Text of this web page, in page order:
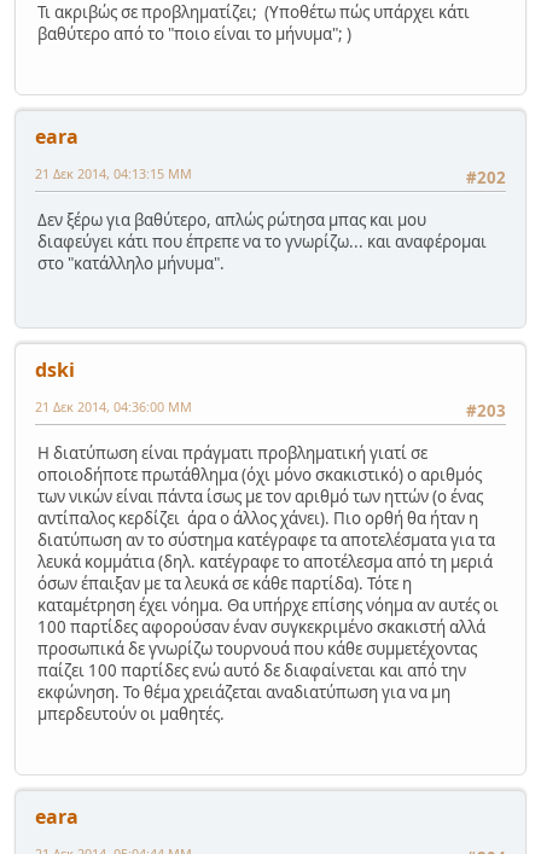
Τι ακριβώς σε προβληματίζει; (Υποθέτω πώς υπάρχει κάτι
βαθύτερο από το "ποιο είναι το μήνυμα"; )
eara
#202
21 Δεκ 2014, 04:13:15 ΜΜ
Δεν ξέρω για βαθύτερο, απλώς ρώτησα μπας και μου
διαφεύγει κάτι που έπρεπε να το γνωρίζω... και αναφέρομαι
στο "κατάλληλο μήνυμα".
dski
#203
21 Δεκ 2014, 04:36:00 ΜΜ
Η διατύπωση είναι πράγματι προβληματική γιατί σε
οποιοδήποτε πρωτάθλημα (όχι μόνο σκακιστικό) ο αριθμός
των νικών είναι πάντα ίσως με τον αριθμό των ηττών (ο ένας
αντίπαλος κερδίζει άρα ο άλλος χάνει). Πιο ορθή θα ήταν η
διατύπωση αν το σύστημα κατέγραφε τα αποτελέσματα για τα
λευκά κομμάτια (δηλ. κατέγραφε το αποτέλεσμα από τη μεριά
όσων έπαιξαν με τα λευκά σε κάθε παρτίδα). Τότε η
καταμέτρηση έχει νόημα. Θα υπήρχε επίσης νόημα αν αυτές οι
100 παρτίδες αφορούσαν έναν συγκεκριμένο σκακιστή αλλά
προσωπικά δε γνωρίζω τουρνουά που κάθε συμμετέχοντας
παίζει 100 παρτίδες ενώ αυτό δε διαφαίνεται και από την
εκφώνηση. Το θέμα χρειάζεται αναδιατύπωση για να μη
μπερδευτούν οι μαθητές.
eara